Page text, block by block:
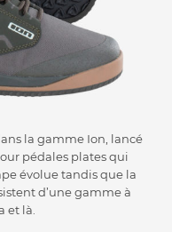
la gamme Ion, lancé
pédales plates qui
évolue tandis que la
d’une gamme à
et là.